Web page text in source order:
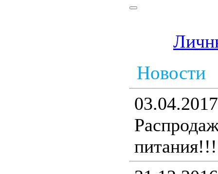
Новости
03.04.2017
питания!!!